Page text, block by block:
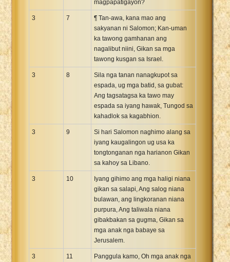
magpapatigayon?
3 7
¶ Tan-awa, kana mao ang
sakyanan ni Salomon; Kan-uman
ka tawong gamhanan ang
nagalibut niini, Gikan sa mga
tawong kusgan sa Israel.
3 8
Sila nga tanan nanagkupot sa
espada, ug mga batid, sa gubat:
Ang tagsatagsa ka tawo may
espada sa iyang hawak, Tungod sa
kahadlok sa kagabhion.
3 9
Si hari Salomon naghimo alang sa
iyang kaugalingon ug usa ka
tongtonganan nga harianon Gikan
sa kahoy sa Libano.
3 10
Iyang gihimo ang mga haligi niana
gikan sa salapi, Ang salog niana
bulawan, ang lingkoranan niana
purpura, Ang taliwala niana
gibakbakan sa gugma, Gikan sa
mga anak nga babaye sa
Jerusalem.
3 11
Panggula kamo, Oh mga anak nga